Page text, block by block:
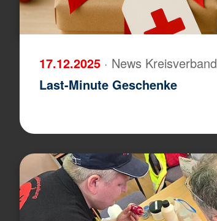
17.12.2025 · News Kreisverband
Last-Minute Geschenke